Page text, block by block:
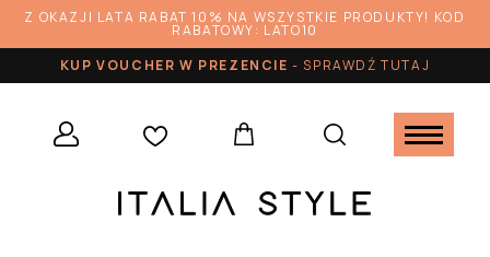
Z OKAZJI LATA RABAT 10% NA WSZYSTKIE PRODUKTY! KOD
RABATOWY: LATO10
KUP VOUCHER W PREZENCIE-SPRAWDŹ TUTAJ